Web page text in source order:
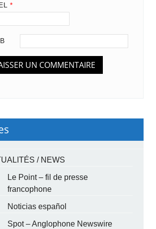
*
/ NEWS
Le Point – fil de presse
francophone
Noticias español
Spot – Anglophone Newswire